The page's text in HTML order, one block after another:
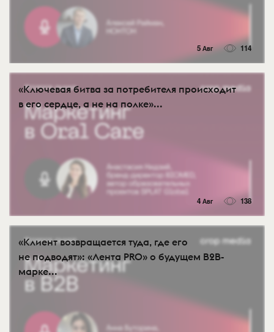
5 Авг 114
«Ключевая битва за потребителя происходит
в его сердце, а не на полке»...
4 Авг 138
«Клиент возвращается туда, где его
не подводят»: «Лента PRO» о будущем B2B-
марке...